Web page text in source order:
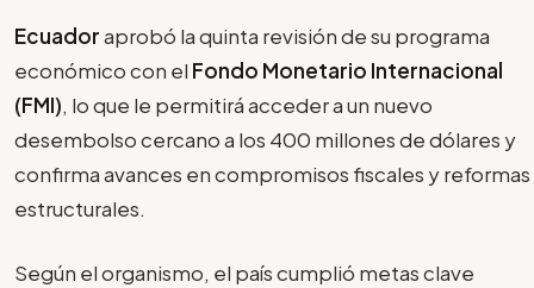
Ecuadoraprobó la quinta revisión de su programa
económico con el Fondo Monetario Internacional
(FMI), lo que le permitirá acceder a un nuevo
desembolso cercano a los 400 millones de dólares y
confirma avances en compromisos fiscales y reformas
estructurales.
Según el organismo, el país cumplió metas clave